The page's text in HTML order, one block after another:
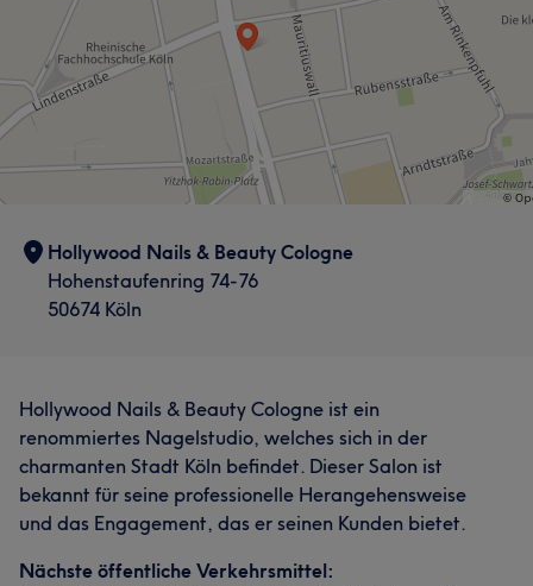
Hollywood Nails & Beauty Cologne
Hohenstaufenring 74-76
50674 Köln
Hollywood Nails & Beauty Cologne ist ein
renommiertes Nagelstudio, welches sich in der
charmanten Stadt Köln befindet. Dieser Salon ist
bekannt für seine professionelle Herangehensweise
und das Engagement, das er seinen Kunden bietet.
Nächste öffentliche Verkehrsmittel: